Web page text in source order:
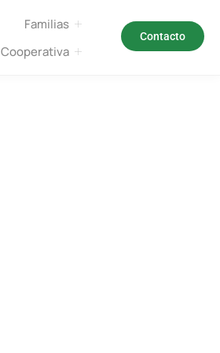
Familias
Cooperativa
Contacto